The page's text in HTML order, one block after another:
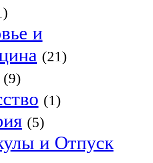
и
(21)
(9)
(1)
(5)
и Отпуск